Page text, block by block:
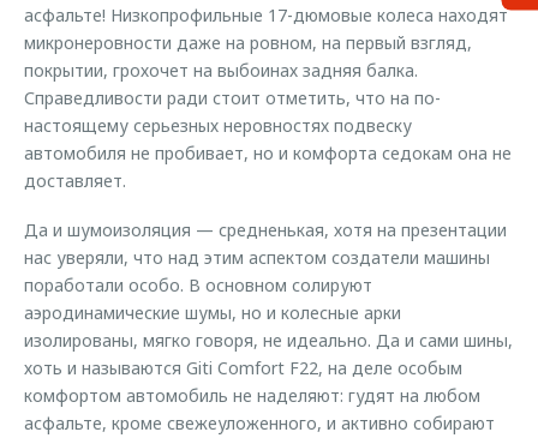
асфальте! Низкопрофильные 17-дюмовые колеса находят
микронеровности даже на ровном, на первый взгляд,
покрытии, грохочет на выбоинах задняя балка.
Справедливости ради стоит отметить, что на по-
настоящему серьезных неровностях подвеску
автомобиля не пробивает, но и комфорта седокам она не
доставляет.
Да и шумоизоляция — средненькая, хотя на презентации
нас уверяли, что над этим аспектом создатели машины
поработали особо. В основном солируют
аэродинамические шумы, но и колесные арки
изолированы, мягко говоря, не идеально. Да и сами шины,
хоть и называются Giti Comfort F22, на деле особым
комфортом автомобиль не наделяют: гудят на любом
асфальте, кроме свежеуложенного, и активно собирают